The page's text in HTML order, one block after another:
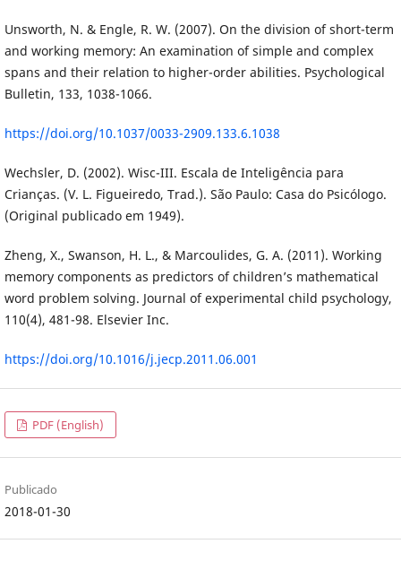
Unsworth, N. & Engle, R. W. (2007). On the division of short-term
and working memory: An examination of simple and complex
spans and their relation to higher-order abilities. Psychological
Bulletin, 133, 1038-1066.
https://doi.org/10.1037/0033-2909.133.6.1038
Wechsler, D. (2002). Wisc-III. Escala de Inteligência para
Crianças. (V. L. Figueiredo, Trad.). São Paulo: Casa do Psicólogo.
(Original publicado em 1949).
Zheng, X., Swanson, H. L., & Marcoulides, G. A. (2011). Working
memory components as predictors of children’s mathematical
word problem solving. Journal of experimental child psychology,
110(4), 481-98. Elsevier Inc.
https://doi.org/10.1016/j.jecp.2011.06.001
PDF (English)
Publicado
2018-01-30